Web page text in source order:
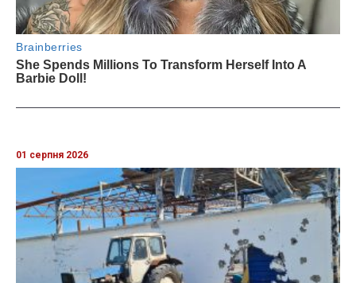
01 серпня 2026